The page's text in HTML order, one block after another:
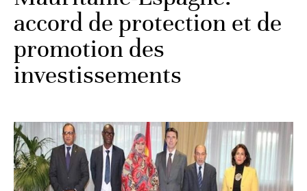
accord de protection et de
promotion des
investissements